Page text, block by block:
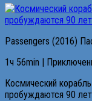
Passengers (2016)
1ч 56min |
Космический
пробуждаются 90